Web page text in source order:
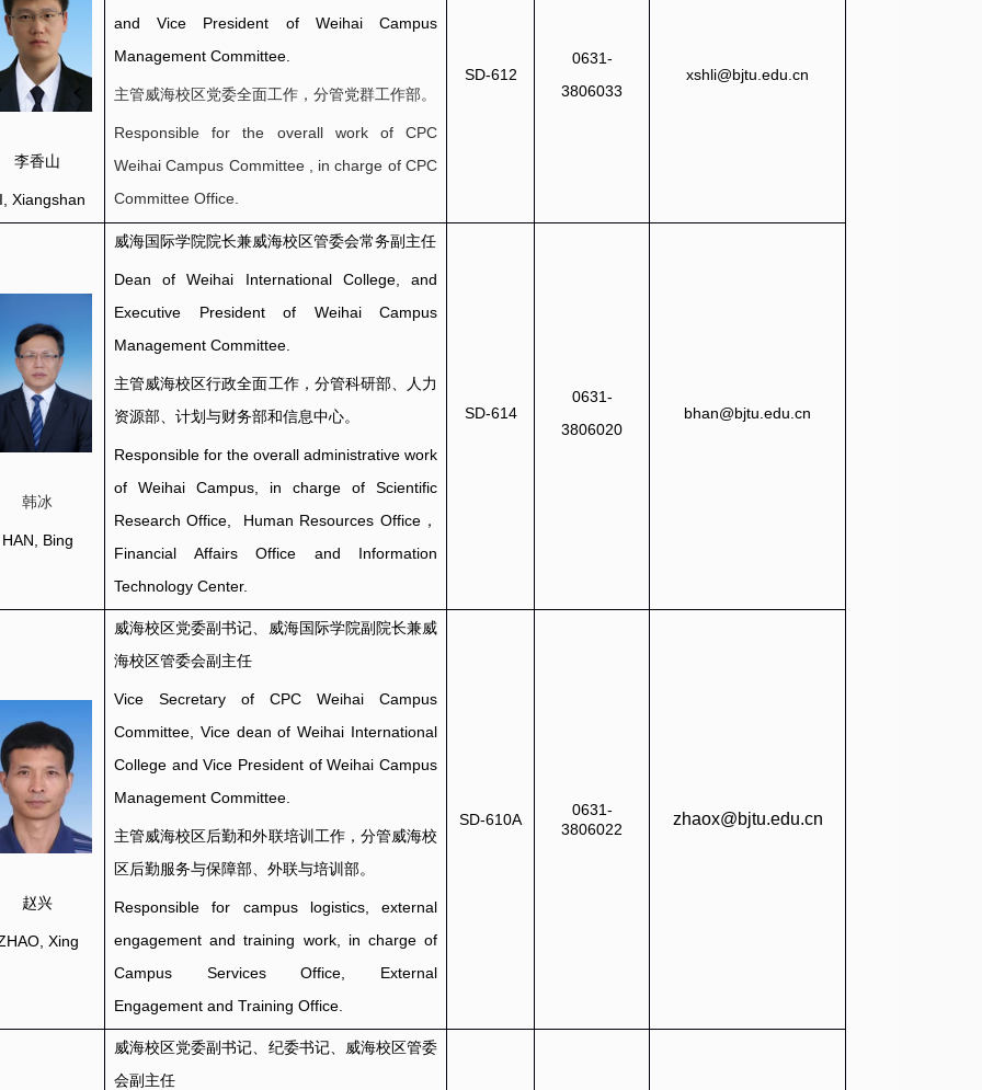
李香山
Xiangshan
and Vice President of Weihai Campus
Management Committee.
主管威海校区党委全面工作，分管党群工作部。
Responsible for the overall work of CPC
Weihai Campus Committee , in charge of CPC
Committee Office.
SD-612
0631-
3806033
xshli@bjtu.edu.cn
韩冰
HAN, Bing
威海国际学院院长兼威海校区管委会常务副主任
Dean of Weihai International College, and
Executive President of Weihai Campus
Management Committee.
主管威海校区行政全面工作，分管科研部、人力
资源部、 计划与财务部和信息中心。
Responsible for the overall administrative work
of Weihai Campus, in charge of Scientific
Research Office, Human Resources Office，
Financial Affairs Office and Information
Technology Center.
SD-614
0631-
3806020
bhan@bjtu.edu.cn
赵兴
Xing
威海校区党委副书记、威海国际学院副院长兼威
海校区管委会副主任
Vice Secretary of CPC Weihai Campus
Committee, Vice dean of Weihai International
College and Vice President of Weihai Campus
Management Committee.
主管威海校区后勤和外联培训工作，分管威海校
区后勤服务与保障部、外联与培训部。
Responsible for campus logistics, external
engagement and training work, in charge of
Campus Services Office, External
Engagement and Training Office.
SD-610A
0631-
3806022
zhaox@bjtu.edu.cn
威海校区党委副书记、纪委书记、威海校区管委
会副主任